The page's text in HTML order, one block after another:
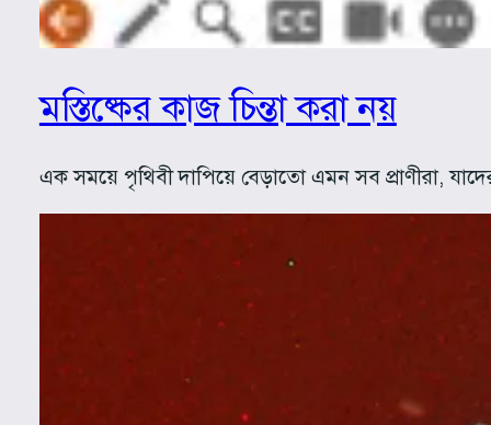
মস্তিষ্কের কাজ চিন্তা করা নয়
এক সময়ে পৃথিবী দাপিয়ে বেড়াতো এমন সব প্রাণীরা,